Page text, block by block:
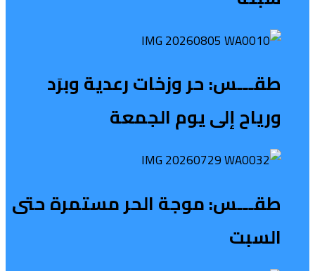
طقـــس: حر وزخات رعدية وبرَد
ورياح إلى يوم الجمعة
طقـــس: موجة الحر مستمرة حتى
السبت